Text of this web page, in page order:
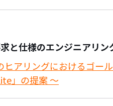
と仕様のエンジニアリ
ヒアリングにおけるゴー
」の提案 ～